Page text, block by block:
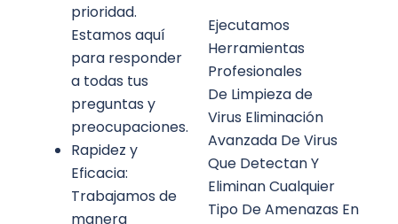
prioridad.
Estamos aquí
para responder
a todas tus
preguntas y
preocupaciones.
Rapidez y
Eficacia:
Trabajamos de
manera
Ejecutamos
Herramientas
Profesionales
De Limpieza de
Virus Eliminación
Avanzada De Virus
Que Detectan Y
Eliminan Cualquier
Tipo De Amenazas En